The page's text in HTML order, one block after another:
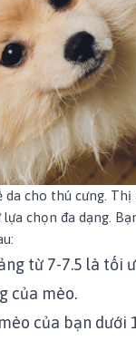
da cho thú cưng.
chọn đa dạng.
từ 7-7.5 là tối
của mèo.
của bạn dưới